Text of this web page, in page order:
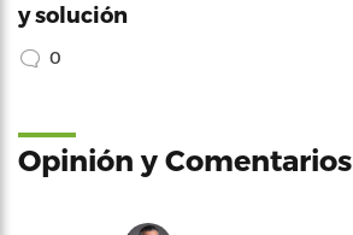
y solución
0
Opinión y Comentarios